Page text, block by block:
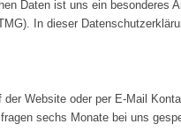
Daten ist uns ein besonderes
In dieser
Website oder per E-Mail
sechs Monate bei uns